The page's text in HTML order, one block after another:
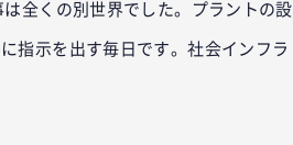
全くの別世界でした。プラントの設
指示を出す毎日です。社会インフラ